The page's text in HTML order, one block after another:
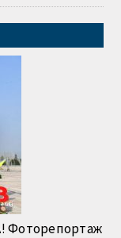
Фоторепортаж